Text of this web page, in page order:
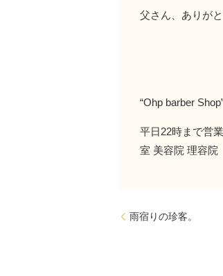
父さん、ありが
“Ohp barber
平日22時まで営
室 美容院 理容院
雨宿りの珍客。